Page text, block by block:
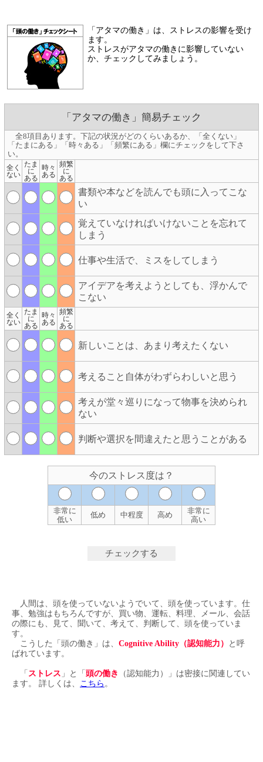
「アタマの働き」は、ストレスの影響を受け
ます。
ストレスがアタマの働きに影響していない
か、チェックしてみましょう。
「アタマの働き」簡易チェック
全8項目あります。下記の状況がどのくらいあるか、「全くない」
「たまにある」「時々ある」「頻繁にある」欄にチェックをして下さ
い。
全く
ない
たま
に
ある
時々
ある
頻繁
に
ある
書類や本などを読んでも頭に入ってこな
い
覚えていなければいけないことを忘れて
しまう
仕事や生活で、ミスをしてしまう
アイデアを考えようとしても、浮かんで
こない
全く
ない
たま
に
ある
時々
ある
頻繁
に
ある
新しいことは、あまり考えたくない
考えること自体がわずらわしいと思う
考えが堂々巡りになって物事を決められ
ない
判断や選択を間違えたと思うことがある
今のストレス度は？
非常に
低い
低め 中程度 高め
非常に
高い
人間は、頭を使っていないようでいて、頭を使っています。仕
事、勉強はもちろんですが、買い物、運転、料理、メール、会話
の際にも、見て、聞いて、考えて、判断して、頭を使っていま
す。
こうした「頭の働き」は、 Cognitive Ability（認知能力）
と呼
ばれています。
「 ストレス 」と「 頭の働き
（認知能力）」は密接に関連してい
ます。 詳しくは、 こちら 。